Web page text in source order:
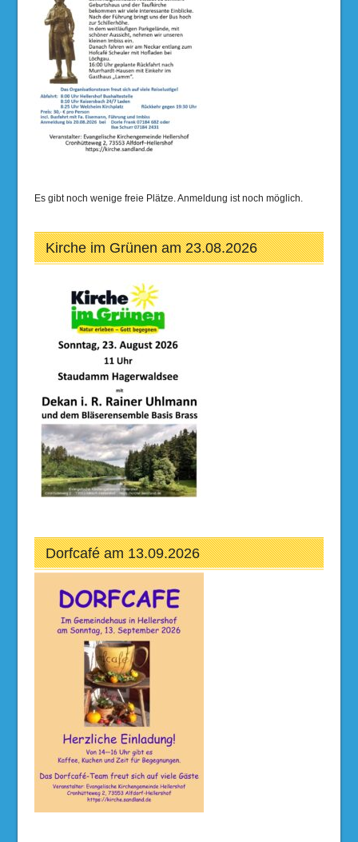
Es gibt noch wenige freie Plätze. Anmeldung ist noch möglich.
Kirche im Grünen am 23.08.2026
Dorfcafé am 13.09.2026